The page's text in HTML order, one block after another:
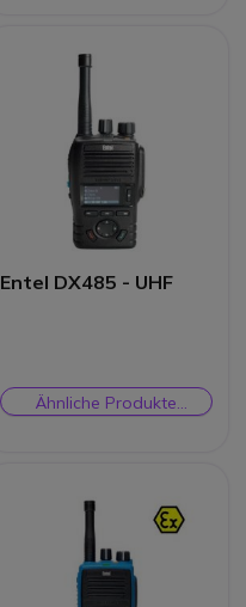
Entel DX485 - UHF
Ähnliche Produkte
prüfen